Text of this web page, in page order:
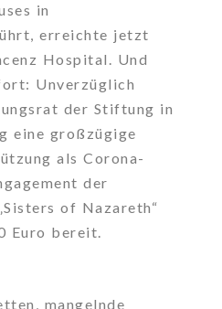
in
erreichte jetzt
Hospital. Und
Unverzüglich
der Stiftung in
eine großzügige
als Corona-
der
of Nazareth“
Euro bereit.
mangelnde